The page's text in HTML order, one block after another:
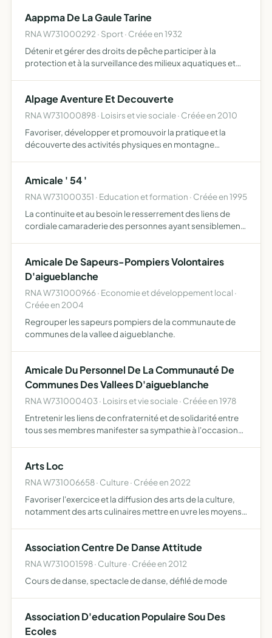
Aappma De La Gaule Tarine
RNA W731000292 · Sport · Créée en 1932
Détenir et gérer des droits de pêche participer à la
protection et à la surveillance des milieux aquatiques et
Alpage Aventure Et Decouverte
RNA W731000898 · Loisirs et vie sociale · Créée en 2010
Favoriser, développer et promouvoir la pratique et la
découverte des activités physiques en montagne
privé ou profession…
Amicale ' 54 '
RNA W731000351 · Education et formation · Créée en 1995
La continuite et au besoin le resserrement des liens de
cordiale camaraderie des personnes ayant sensiblement
Amicale De Sapeurs-Pompiers Volontaires
D'aigueblanche
RNA W731000966 · Economie et développement local ·
Créée en 2004
Regrouper les sapeurs pompiers de la communaute de
communes de la vallee d aigueblanche.
Amicale Du Personnel De La Communauté De
Communes Des Vallees D'aigueblanche
RNA W731000403 · Loisirs et vie sociale · Créée en 1978
Entretenir les liens de confraternité et de solidarité entre
tous ses membres manifester sa sympathie à l'occasion
Arts Loc
RNA W731006658 · Culture · Créée en 2022
Favoriser l'exercice et la diffusion des arts de la culture,
notamment des arts culinaires mettre en uvre les moyens
Association Centre De Danse Attitude
RNA W731001598 · Culture · Créée en 2012
Cours de danse, spectacle de danse, défilé de mode
Association D'education Populaire Sou Des
Ecoles